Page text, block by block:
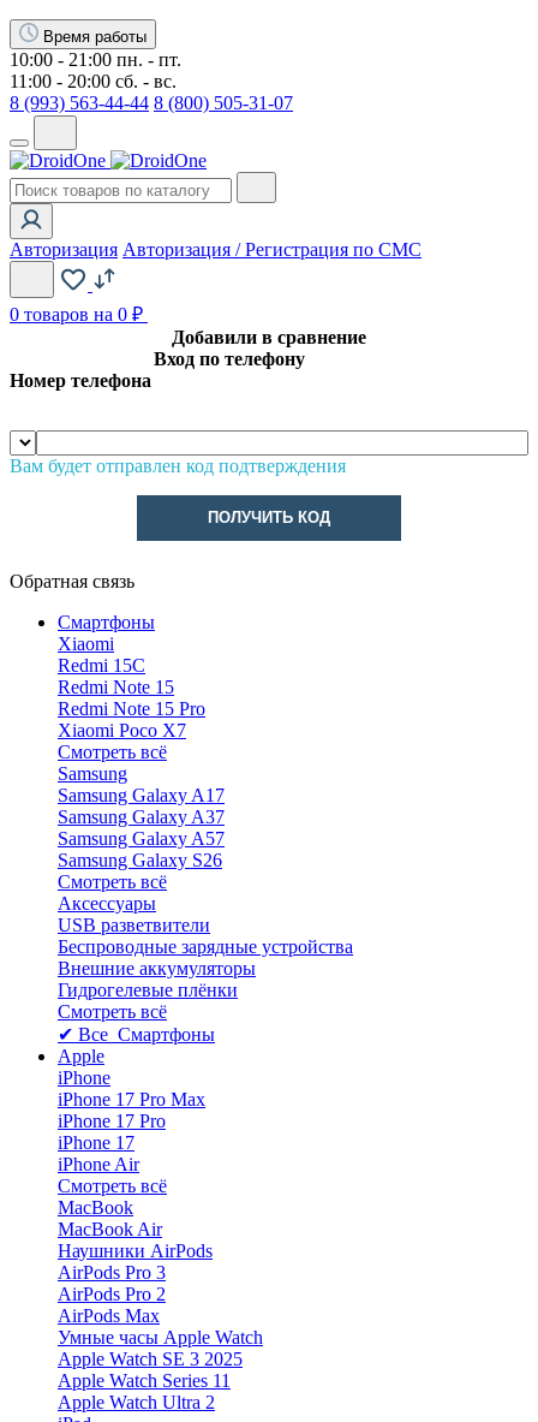
Время работы
10:00 - 21:00 пн. - пт.
11:00 - 20:00 сб. - вс.
8 (993) 563-44-44 8 (800) 505-31-07
Авторизация Авторизация / Регистрация по СМС
0 товаров на 0 ₽
Добавили в сравнение
Вход по телефону
Номер телефона
Вам будет отправлен код подтверждения
ПОЛУЧИТЬ КОД
Обратная связь
Смартфоны
Xiaomi
Redmi 15C
Redmi Note 15
Redmi Note 15 Pro
Xiaomi Poco X7
Смотреть всё
Samsung
Samsung Galaxy A17
Samsung Galaxy A37
Samsung Galaxy A57
Samsung Galaxy S26
Смотреть всё
Аксессуары
USB разветвители
Беспроводные зарядные устройства
Внешние аккумуляторы
Гидрогелевые плёнки
Смотреть всё
✔ Все Смартфоны
Apple
iPhone
iPhone 17 Pro Max
iPhone 17 Pro
iPhone 17
iPhone Air
Смотреть всё
MacBook
MacBook Air
Наушники AirPods
AirPods Pro 3
AirPods Pro 2
AirPods Max
Умные часы Apple Watch
Apple Watch SE 3 2025
Apple Watch Series 11
Apple Watch Ultra 2